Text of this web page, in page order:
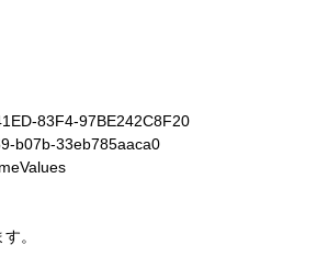
83F4-97BE242C8F20
b07b-33eb785aaca0
。